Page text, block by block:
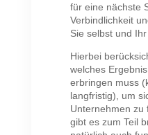
für eine nächste
Verbindlichkeit
Sie selbst und Ihr
Hierbei
welches
erbringen muss
langfristig), um
Unternehmen zu
gibt es zum Teil